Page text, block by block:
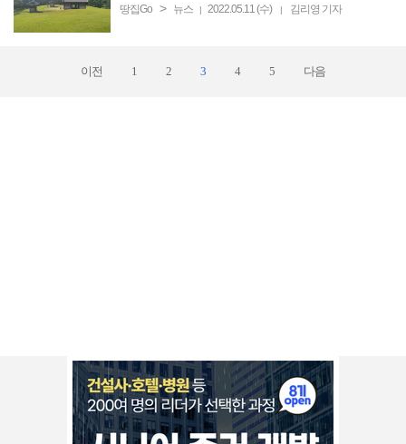
강행할 움직임을 보이고 있다
땅집Go > 뉴스 | 2022.05.11 (수) | 김리영 기자
이전 1 2 3 4 5 다음